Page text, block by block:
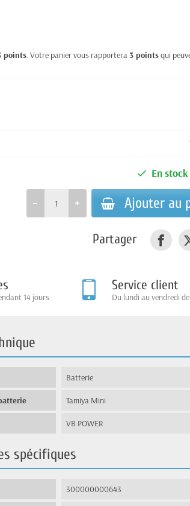
points. Votre panier vous rapportera3 pointsqui
En stock
Ajouter au
Partager
14 jours
Service client
Du lundi au vendredi
Batterie
Tamiya Mini
VB POWER
spécifiques
300000000643